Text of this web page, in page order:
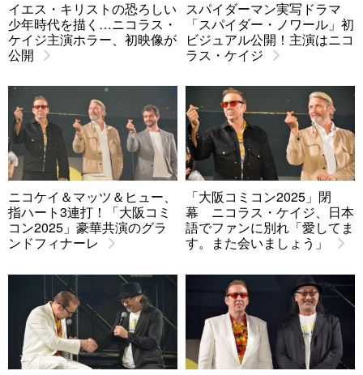
イエス・キリストの恐ろしい
少年時代を描く…ニコラス・
ケイジ主演ホラー、初映像が
公開
スパイダーマン実写ドラマ
「スパイダー・ノワール」初
ビジュアル公開！主演はニコ
ラス・ケイジ
ニコケイ＆マッツ＆ヒュー、
指ハート3連打！「大阪コミ
コン2025」豪華共演のグラ
ンドフィナーレ
「大阪コミコン2025」閉
幕 ニコラス・ケイジ、日本
語でファンに別れ「愛してま
す。また会いましょう」